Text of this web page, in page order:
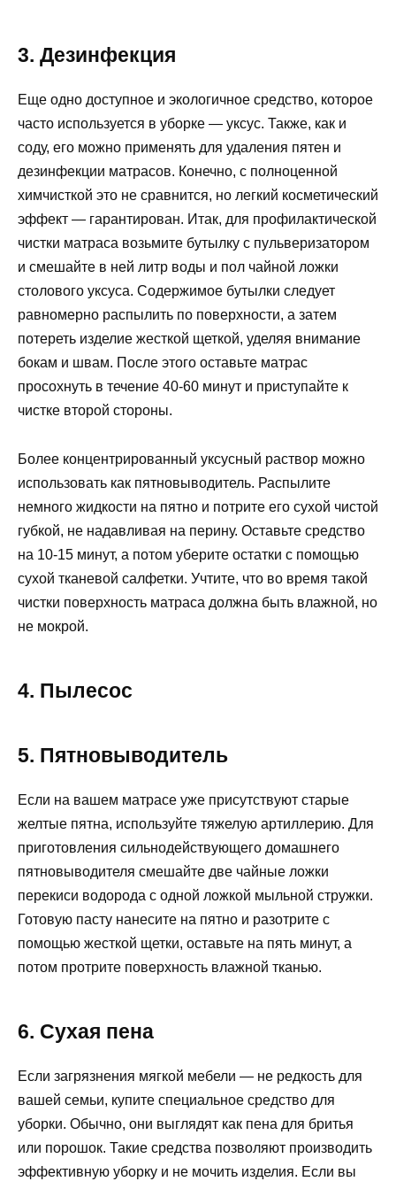
3. Дезинфекция
Еще одно доступное и экологичное средство, которое
часто используется в уборке — уксус. Также, как и
соду, его можно применять для удаления пятен и
дезинфекции матрасов. Конечно, с полноценной
химчисткой это не сравнится, но легкий косметический
эффект — гарантирован. Итак, для профилактической
чистки матраса возьмите бутылку с пульверизатором
и смешайте в ней литр воды и пол чайной ложки
столового уксуса. Содержимое бутылки следует
равномерно распылить по поверхности, а затем
потереть изделие жесткой щеткой, уделяя внимание
бокам и швам. После этого оставьте матрас
просохнуть в течение 40-60 минут и приступайте к
чистке второй стороны.
Более концентрированный уксусный раствор можно
использовать как пятновыводитель. Распылите
немного жидкости на пятно и потрите его сухой чистой
губкой, не надавливая на перину. Оставьте средство
на 10-15 минут, а потом уберите остатки с помощью
сухой тканевой салфетки. Учтите, что во время такой
чистки поверхность матраса должна быть влажной, но
не мокрой.
4. Пылесос
5. Пятновыводитель
Если на вашем матрасе уже присутствуют старые
желтые пятна, используйте тяжелую артиллерию. Для
приготовления сильнодействующего домашнего
пятновыводителя смешайте две чайные ложки
перекиси водорода с одной ложкой мыльной стружки.
Готовую пасту нанесите на пятно и разотрите с
помощью жесткой щетки, оставьте на пять минут, а
потом протрите поверхность влажной тканью.
6. Сухая пена
Если загрязнения мягкой мебели — не редкость для
вашей семьи, купите специальное средство для
уборки. Обычно, они выглядят как пена для бритья
или порошок. Такие средства позволяют производить
эффективную уборку и не мочить изделия. Если вы